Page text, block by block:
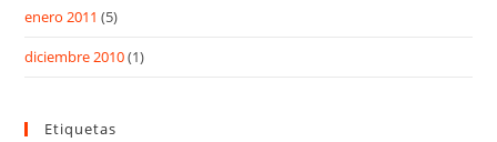
enero 2011 (5)
diciembre 2010(1)
Etiquetas